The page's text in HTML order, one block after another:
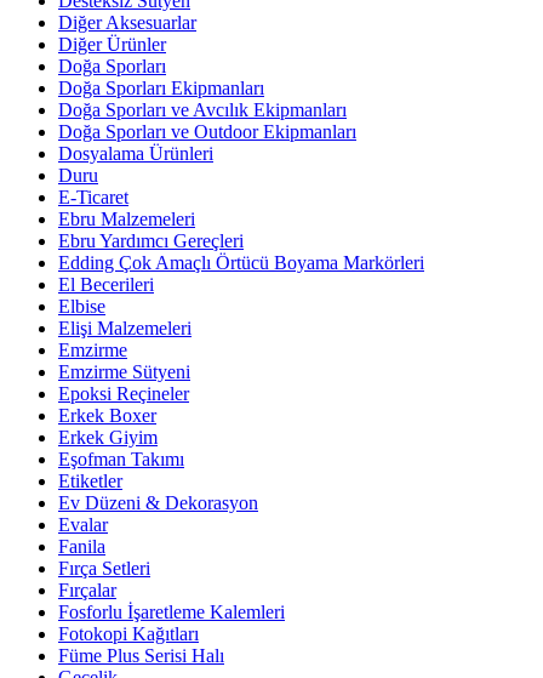
Diğer Aksesuarlar
Diğer Ürünler
Doğa Sporları
Doğa Sporları Ekipmanları
Doğa Sporları ve Avcılık Ekipmanları
Doğa Sporları ve Outdoor Ekipmanları
Dosyalama Ürünleri
Duru
E-Ticaret
Ebru Malzemeleri
Ebru Yardımcı Gereçleri
Edding Çok Amaçlı Örtücü Boyama Markörleri
El Becerileri
Elbise
Elişi Malzemeleri
Emzirme
Emzirme Sütyeni
Epoksi Reçineler
Erkek Boxer
Erkek Giyim
Eşofman Takımı
Etiketler
Ev Düzeni & Dekorasyon
Evalar
Fanila
Fırça Setleri
Fırçalar
Fosforlu İşaretleme Kalemleri
Fotokopi Kağıtları
Füme Plus Serisi Halı